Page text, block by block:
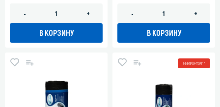
- +
В КОРЗИНУ
- +
В КОРЗИНУ
МИНПРОМТОРГ *